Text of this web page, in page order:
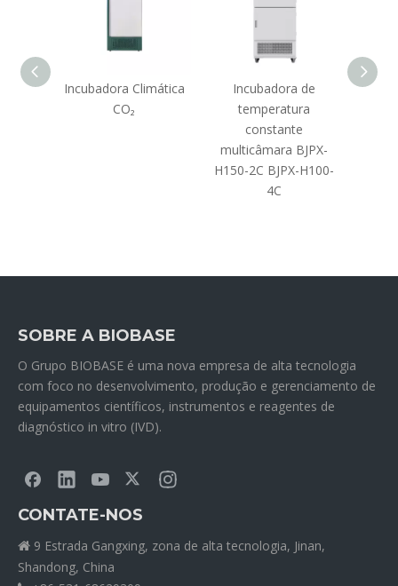
Incubadora Climática
CO₂
Incubadora de
temperatura
constante
multicâmara BJPX-
H150-2C BJPX-H100-
4C
SOBRE A BIOBASE
O Grupo BIOBASE é uma nova empresa de alta tecnologia
com foco no desenvolvimento, produção e gerenciamento de
equipamentos científicos, instrumentos e reagentes de
diagnóstico in vitro (IVD).
CONTATE-NOS
 9 Estrada Gangxing, zona de alta tecnologia, Jinan,
Shandong, China